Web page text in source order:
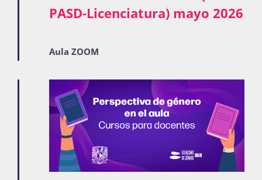
Publicaciones
PASD-Licenciatura) mayo 2026
Aula ZOOM